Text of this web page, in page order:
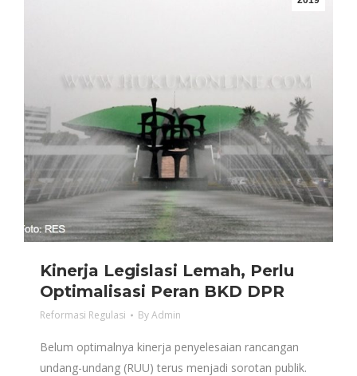
Kinerja Legislasi Lemah, Perlu
Optimalisasi Peran BKD DPR
Reformasi Regulasi ByAdmin
Belum optimalnya kinerja penyelesaian rancangan
undang-undang (RUU) terus menjadi sorotan publik.